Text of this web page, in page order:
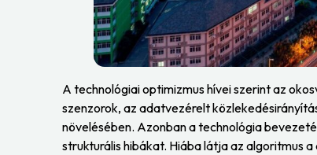
A technológiai optimizmus hívei szerint az
szenzorok, az adatvezérelt
növelésében. Azonban a technológia
strukturális hibákat. Hiába látja az algoritmus